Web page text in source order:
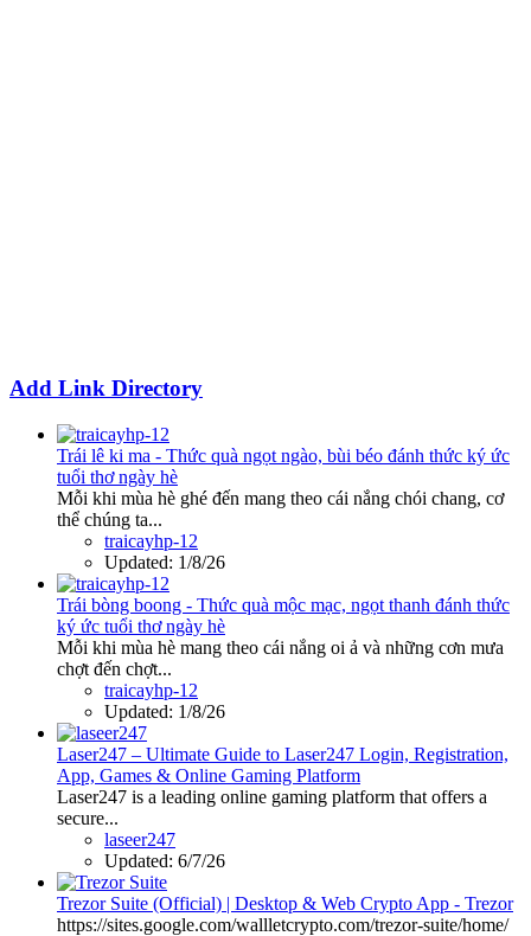
Add Link Directory
Trái lê ki ma - Thức quà ngọt ngào, bùi béo đánh thức ký ức
tuổi thơ ngày hè
Mỗi khi mùa hè ghé đến mang theo cái nắng chói chang, cơ
thể chúng ta...
traicayhp-12
Updated: 1/8/26
Trái bòng boong - Thức quà mộc mạc, ngọt thanh đánh thức
ký ức tuổi thơ ngày hè
Mỗi khi mùa hè mang theo cái nắng oi ả và những cơn mưa
chợt đến chợt...
traicayhp-12
Updated: 1/8/26
Laser247 – Ultimate Guide to Laser247 Login, Registration,
App, Games & Online Gaming Platform
Laser247 is a leading online gaming platform that offers a
secure...
laseer247
Updated: 6/7/26
Trezor Suite (Official) | Desktop & Web Crypto App - Trezor
https://sites.google.com/wallletcrypto.com/trezor-suite/home/